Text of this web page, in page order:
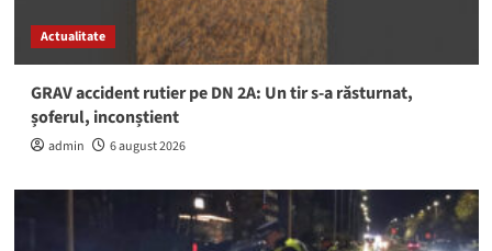
Actualitate
GRAV accident rutier pe DN 2A: Un tir s-a răsturnat,
șoferul, inconștient
admin 6 august 2026